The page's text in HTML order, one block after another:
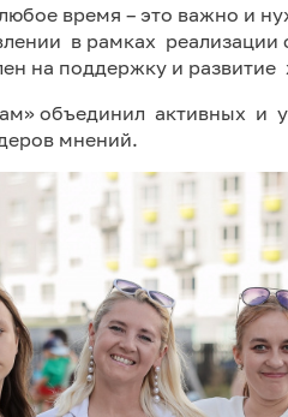
время – это важно и
в рамках реализации
на поддержку и
объединил активных и
мнений.